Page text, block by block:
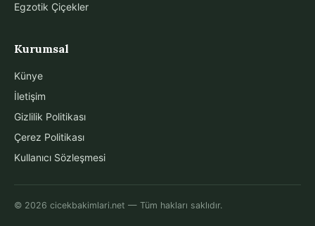
Egzotik Çiçekler
Kurumsal
Künye
İletişim
Gizlilik Politikası
Çerez Politikası
Kullanıcı Sözleşmesi
© 2026 cicekbakimlari.net — Tüm hakları saklıdır.